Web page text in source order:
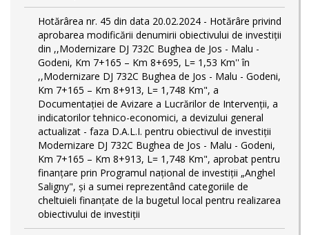
Hotărârea nr. 45 din data 20.02.2024 - Hotărâre privind
aprobarea modificării denumirii obiectivului de investiții
din ,,Modernizare DJ 732C Bughea de Jos - Malu -
Godeni, Km 7+165 – Km 8+695, L= 1,53 Km'' în
,,Modernizare DJ 732C Bughea de Jos - Malu - Godeni,
Km 7+165 – Km 8+913, L= 1,748 Km", a
Documentației de Avizare a Lucrărilor de Intervenții, a
indicatorilor tehnico-economici, a devizului general
actualizat - faza D.A.L.I. pentru obiectivul de investiţii
Modernizare DJ 732C Bughea de Jos - Malu - Godeni,
Km 7+165 – Km 8+913, L= 1,748 Km", aprobat pentru
finanțare prin Programul național de investiții „Anghel
Saligny", și a sumei reprezentând categoriile de
cheltuieli finanțate de la bugetul local pentru realizarea
obiectivului de investiții